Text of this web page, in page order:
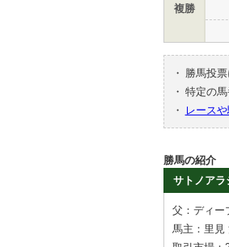
複勝
・ 勝馬投
・ 特定の馬
・
レース
勝馬の紹介
サトノアラ
父：ディー
馬主：里見